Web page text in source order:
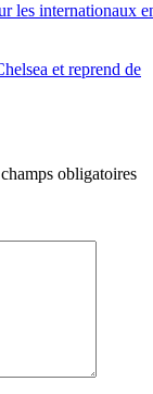
les internationaux
et reprend de
obligatoires